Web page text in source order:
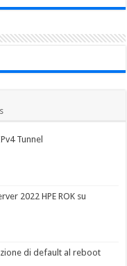
Tunnel
2022 HPE ROK su
di default al reboot